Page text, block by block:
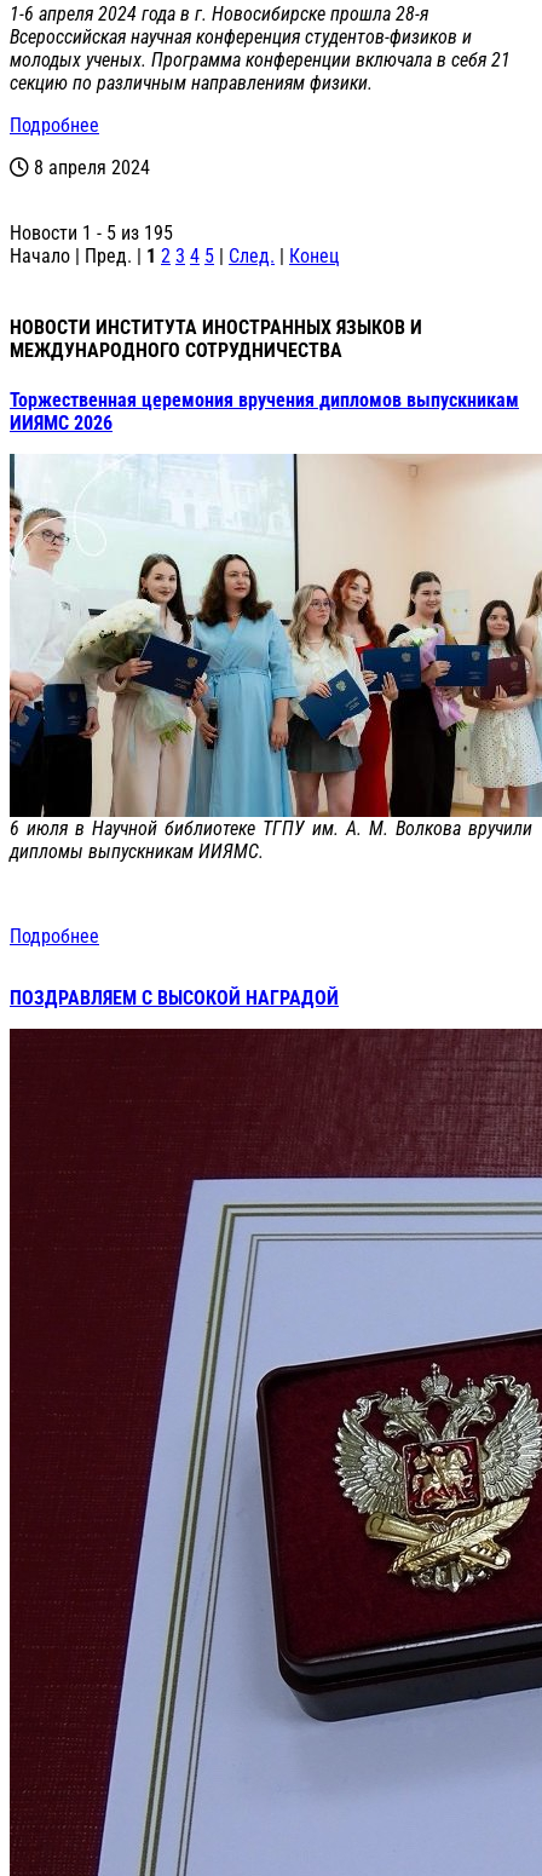
1-6 апреля 2024 года в г. Новосибирске прошла 28-я
Всероссийская научная конференция студентов-физиков и
молодых ученых. Программа конференции включала в себя 21
секцию по различным направлениям физики.
Подробнее
8 апреля 2024
Новости 1 - 5 из 195
Начало | Пред. | 1 2 3 4 5 | След. | Конец
НОВОСТИ ИНСТИТУТА ИНОСТРАННЫХ ЯЗЫКОВ И
МЕЖДУНАРОДНОГО СОТРУДНИЧЕСТВА
Торжественная церемония вручения дипломов выпускникам
ИИЯМС 2026
6 июля в Научной библиотеке ТГПУ им. А. М. Волкова вручили
дипломы выпускникам ИИЯМС.
Подробнее
ПОЗДРАВЛЯЕМ С ВЫСОКОЙ НАГРАДОЙ